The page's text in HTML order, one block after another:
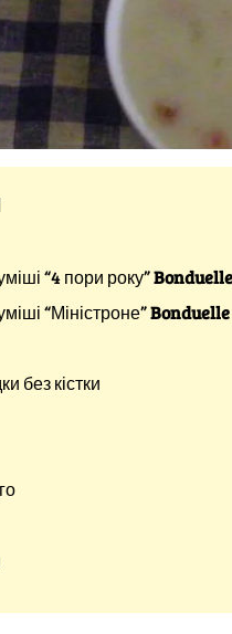
“4 пори року”Bonduelle
“Міністроне”Bonduelle
без кістки